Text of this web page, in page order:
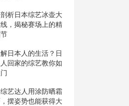
析日本综艺冰壶大
，揭秘赛场上的精
日本人的生活？日
回家的综艺教你如
艺达人用涂防晒霜
摆姿势也能获得大